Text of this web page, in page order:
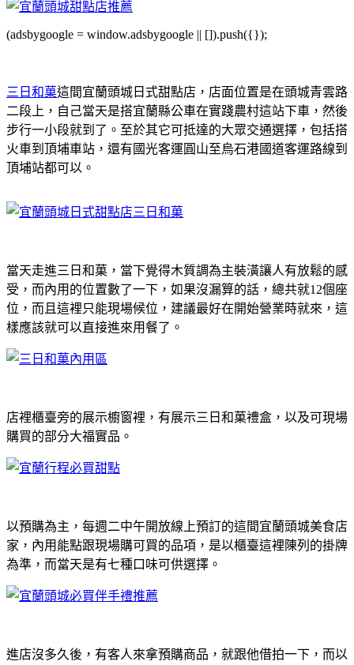
(adsbygoogle = window.adsbygoogle || []).push({});
三日和菓這間宜蘭頭城日式甜點店，店面位置是在頭城青雲路
二段上，自己當天是搭宜蘭縣公車在實踐農村這站下車，然後
步行一小段就到了。至於其它可抵達的大眾交通選擇，包括搭
火車到頂埔車站，還有國光客運圓山至烏石港國道客運路線到
頂埔站都可以。
當天走進三日和菓，當下覺得木質調為主裝潢讓人有放鬆的感
受，而內用的位置數了一下，如果沒漏算的話，總共就12個座
位，而且這裡只能現場候位，建議最好在開始營業時就來，這
樣應該就可以直接進來用餐了。
店裡櫃臺旁的展示櫥窗裡，有展示三日和菓禮盒，以及可現場
購買的部分大福實品。
以預購為主，每週二中午開放線上預訂的這間宜蘭頭城美食店
家，內用能點跟現場購可買的品項，是以櫃臺這裡陳列的掛牌
為準，而當天是有七種口味可供選擇。
進店沒多久後，有客人來拿預購商品，就跟他借拍一下，而以